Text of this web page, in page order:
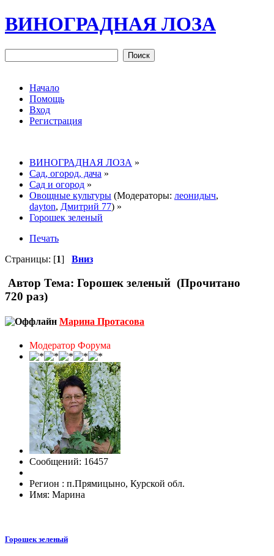
ВИНОГРАДНАЯ ЛОЗА
Начало
Помощь
Вход
Регистрация
ВИНОГРАДНАЯ ЛОЗА »
Сад, огород, дача »
Сад и огород »
Овощные культуры (Модераторы: леонидыч,
dayton, Дмитрий 77) »
Горошек зеленый
Печать
Страницы: [1] Вниз
Автор Тема: Горошек зеленый (Прочитано
720 раз)
Марина Протасова
Модератор Форума
Сообщений: 16457
Регион : п.Прямицыно, Курской обл.
Имя: Марина
Горошек зеленый